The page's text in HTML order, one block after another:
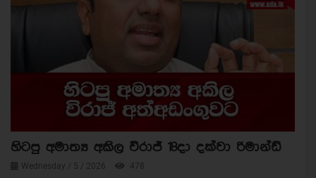
හිටපු අමාත්‍ය අකිල විරාජ් 18දා දක්වා රිමාන්ඩ්
Wednesday / 5 / 2026 478